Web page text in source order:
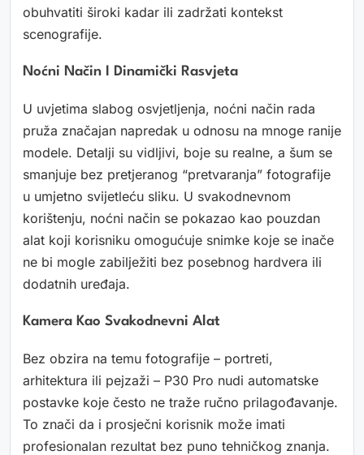
obuhvatiti široki kadar ili zadržati kontekst
scenografije.
Noćni Način I Dinamički Rasvjeta
U uvjetima slabog osvjetljenja, noćni način rada
pruža značajan napredak u odnosu na mnoge ranije
modele. Detalji su vidljivi, boje su realne, a šum se
smanjuje bez pretjeranog “pretvaranja” fotografije
u umjetno svijetleću sliku. U svakodnevnom
korištenju, noćni način se pokazao kao pouzdan
alat koji korisniku omogućuje snimke koje se inače
ne bi mogle zabilježiti bez posebnog hardvera ili
dodatnih uređaja.
Kamera Kao Svakodnevni Alat
Bez obzira na temu fotografije – portreti,
arhitektura ili pejzaži – P30 Pro nudi automatske
postavke koje često ne traže ručno prilagođavanje.
To znači da i prosječni korisnik može imati
profesionalan rezultat bez puno tehničkog znanja.